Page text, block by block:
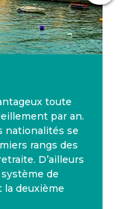
toute
par an.
nationalités se
rangs des
D’ailleurs
de
la deuxième